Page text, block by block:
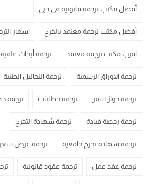
أفضل مكتب ترجمة قانونية في دبي
أفضل مكتب ترجمة معتمد بالخرج اسعار
اقرب مكتب ترجمة معتمد ترجمة أبحاث علمية
ترجمة الاوراق الرسمية ترجمة التحاليل الطبية
ترجمة جواز سفر ترجمة خطابات ترجمة
ترجمة رخصة قيادة ترجمة شهادة التخرج
ترجمة شهادة تخرج جامعية ترجمة عرض سعر
ترجمة عقد عمل ترجمة عقود قانونية